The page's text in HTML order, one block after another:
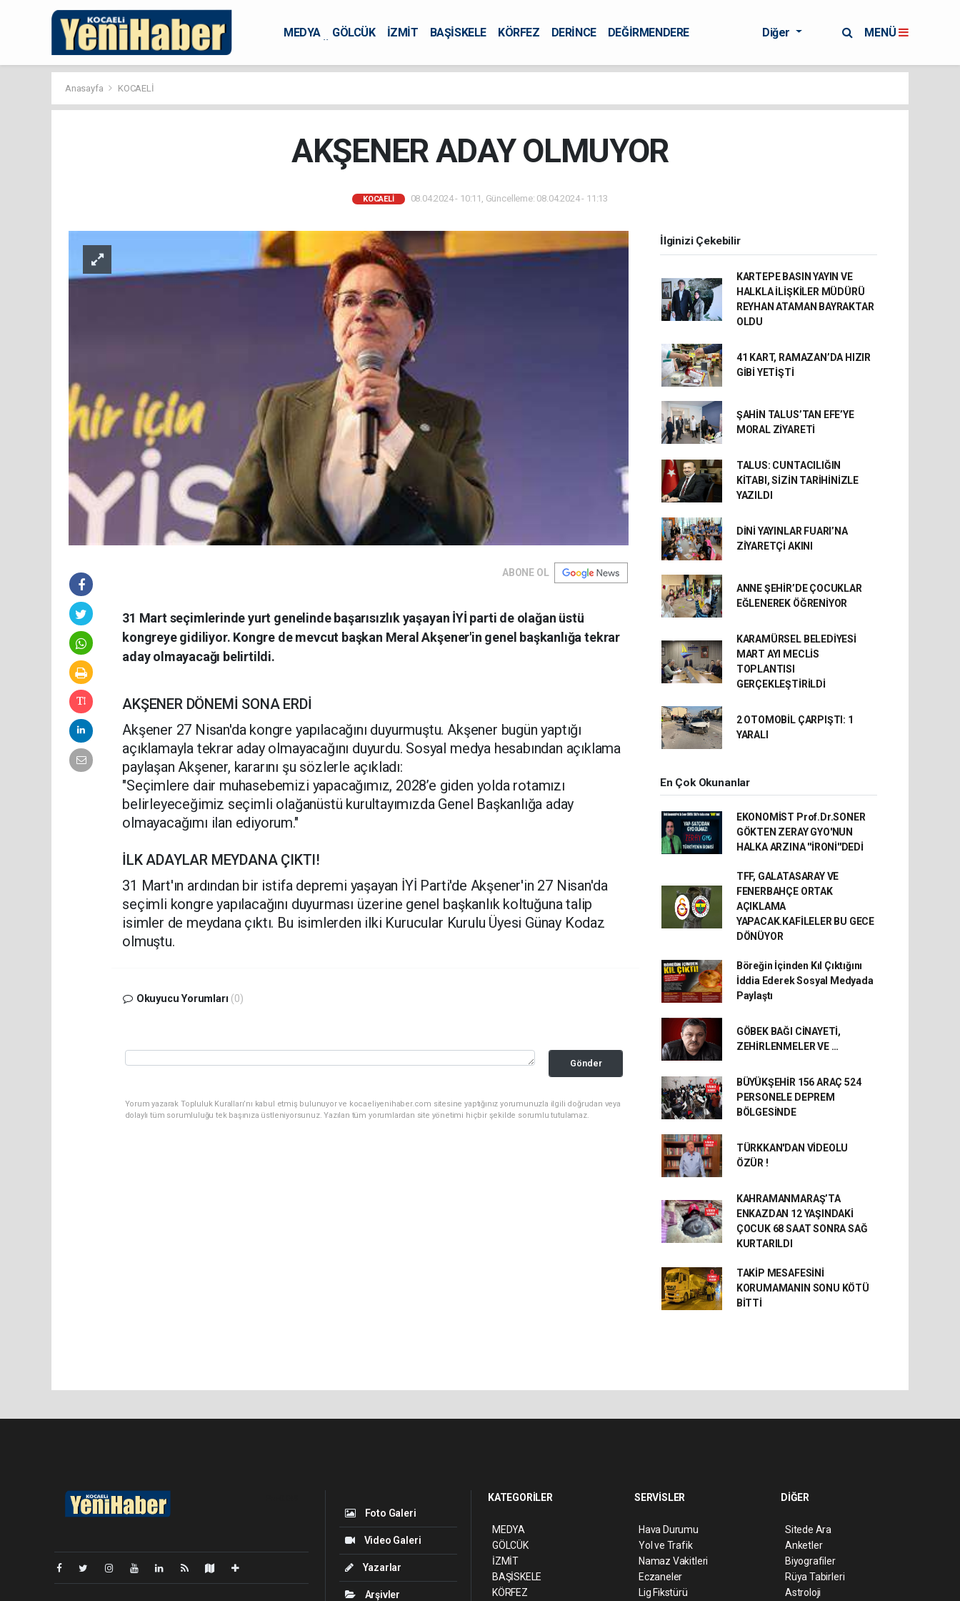
MEDYA GÖLCÜK İZMİT BAŞİSKELE KÖRFEZ DERİNCE
DEĞİRMENDERE
Diğer MENÜ
Anasayfa KOCAELİ
AKŞENER ADAY OLMUYOR
KOCAELİ 08.04.2024 - 10:11, Güncelleme: 08.04.2024 - 11:13
ABONE OL
31 Mart seçimlerinde yurt genelinde başarısızlık yaşayan İYİ parti de olağan üstü
kongreye gidiliyor. Kongre de mevcut başkan Meral Akşener'in genel başkanlığa tekrar
aday olmayacağı belirtildi.
AKŞENER DÖNEMİ SONA ERDİ
Akşener 27 Nisan'da kongre yapılacağını duyurmuştu. Akşener bugün yaptığı
açıklamayla tekrar aday olmayacağını duyurdu. Sosyal medya hesabından açıklama
paylaşan Akşener, kararını şu sözlerle açıkladı:
"Seçimlere dair muhasebemizi yapacağımız, 2028’e giden yolda rotamızı
belirleyeceğimiz seçimli olağanüstü kurultayımızda Genel Başkanlığa aday
olmayacağımı ilan ediyorum."
İLK ADAYLAR MEYDANA ÇIKTI!
31 Mart'ın ardından bir istifa depremi yaşayan İYİ Parti'de Akşener'in 27 Nisan'da
seçimli kongre yapılacağını duyurması üzerine genel başkanlık koltuğuna talip
isimler de meydana çıktı. Bu isimlerden ilki Kurucular Kurulu Üyesi Günay Kodaz
olmuştu.
Okuyucu Yorumları (0)
Gönder
Yorum yazarak Topluluk Kuralları’nı kabul etmiş bulunuyor ve kocaeliyenihaber.com sitesine yaptığınız yorumunuzla ilgili doğrudan veya
dolaylı tüm sorumluluğu tek başınıza üstleniyorsunuz. Yazılan tüm yorumlardan site yönetimi hiçbir şekilde sorumlu tutulamaz.
İlginizi Çekebilir
KARTEPE BASIN YAYIN VE
HALKLA İLİŞKİLER MÜDÜRÜ
REYHAN ATAMAN BAYRAKTAR
OLDU
41 KART, RAMAZAN’DA HIZIR
GİBİ YETİŞTİ
ŞAHİN TALUS’TAN EFE’YE
MORAL ZİYARETİ
TALUS: CUNTACILIĞIN
KİTABI, SİZİN TARİHİNİZLE
YAZILDI
DİNİ YAYINLAR FUARI’NA
ZİYARETÇİ AKINI
ANNE ŞEHİR’DE ÇOCUKLAR
EĞLENEREK ÖĞRENİYOR
KARAMÜRSEL BELEDİYESİ
MART AYI MECLİS
TOPLANTISI
GERÇEKLEŞTİRİLDİ
2 OTOMOBİL ÇARPIŞTI: 1
YARALI
En Çok Okunanlar
EKONOMİST Prof.Dr.SONER
GÖKTEN ZERAY GYO'NUN
HALKA ARZINA ''İRONİ''DEDİ
TFF, GALATASARAY VE
FENERBAHÇE ORTAK
AÇIKLAMA
YAPACAK.KAFİLELER BU GECE
DÖNÜYOR
Böreğin İçinden Kıl Çıktığını
İddia Ederek Sosyal Medyada
Paylaştı
GÖBEK BAĞI CİNAYETİ,
ZEHİRLENMELER VE …
BÜYÜKŞEHİR 156 ARAÇ 524
PERSONELE DEPREM
BÖLGESİNDE
TÜRKKAN'DAN VİDEOLU
ÖZÜR !
KAHRAMANMARAŞ’TA
ENKAZDAN 12 YAŞINDAKİ
ÇOCUK 68 SAAT SONRA SAĞ
KURTARILDI
TAKİP MESAFESİNİ
KORUMAMANIN SONU KÖTÜ
BİTTİ
Foto Galeri
Video Galeri
Yazarlar
Arşivler
KATEGORİLER
MEDYA
GÖLCÜK
İZMİT
BAŞİSKELE
KÖRFEZ
SERVİSLER
Hava Durumu
Yol ve Trafik
Namaz Vakitleri
Eczaneler
Lig Fikstürü
DİĞER
Sitede Ara
Anketler
Biyografiler
Rüya Tabirleri
Astroloji